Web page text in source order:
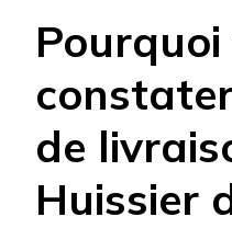
de
Huissier